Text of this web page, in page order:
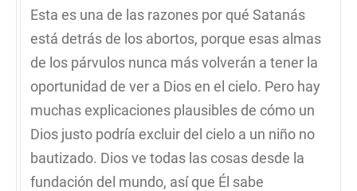
Esta es una de las razones por qué Satanás
está detrás de los abortos, porque esas almas
de los párvulos nunca más volverán a tener la
oportunidad de ver a Dios en el cielo. Pero hay
muchas explicaciones plausibles de cómo un
Dios justo podría excluir del cielo a un niño no
bautizado. Dios ve todas las cosas desde la
fundación del mundo, así que Él sabe